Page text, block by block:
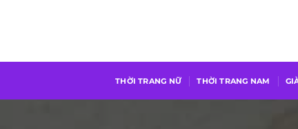
dung
THỜI TRANG NỮ THỜI TRANG NAM